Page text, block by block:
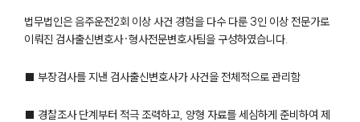
법무법인은 음주운전2회 이상 사건 경험을 다수 다룬 3인 이상 전문가로
이뤄진 검사출신변호사·형사전문변호사팀을 구성하였습니다.
■ 부장검사를 지낸 검사출신변호사가 사건을 전체적으로 관리함
■ 경찰조사 단계부터 적극 조력하고, 양형 자료를 세심하게 준비하여 제